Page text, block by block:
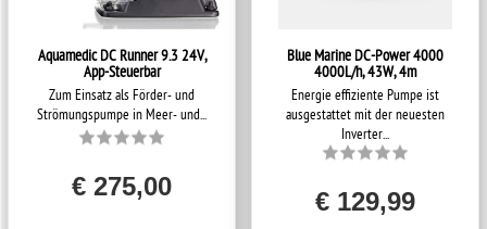
Aquamedic DC Runner 9.3 24V,
App-Steuerbar
Zum Einsatz als Förder- und
Strömungspumpe in Meer- und...
€ 275,00
Blue Marine DC-Power 4000
4000L/h, 43W, 4m
Energie effiziente Pumpe ist
ausgestattet mit der neuesten
Inverter...
€ 129,99